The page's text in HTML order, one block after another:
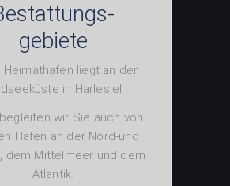
gebiete
Heimathafen liegt an der
in Harlesiel.
wir Sie auch von
Häfen an der Nord-und
dem Mittelmeer und dem
Atlantik.